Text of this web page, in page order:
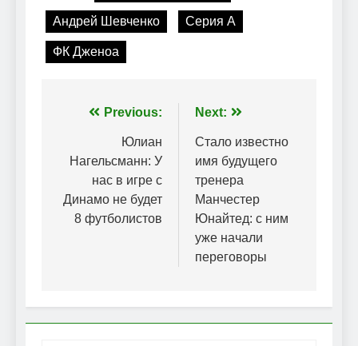
Андрей Шевченко Серия А
ФК Дженоа
Навігація
записів
Previous:
Юлиан
Нагельсманн: У
нас в игре с
Динамо не будет
8 футболистов
Next:
Стало известно
имя будущего
тренера
Манчестер
Юнайтед: с ним
уже начали
переговоры